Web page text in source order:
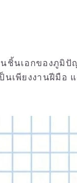
ชิ้นเอกของภูมิ
นเพียงงานฝีมือ